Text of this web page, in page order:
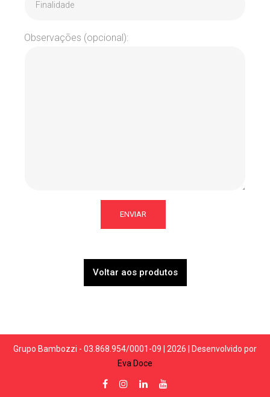
Observações (opcional):
Voltar aos produtos
Grupo Bambozzi - 03.868.954/0001-09 | 2026 | Desenvolvido por
Eva Doce